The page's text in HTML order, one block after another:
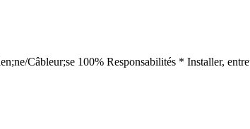
Câbleur;se 100% Responsabilités * Installer,